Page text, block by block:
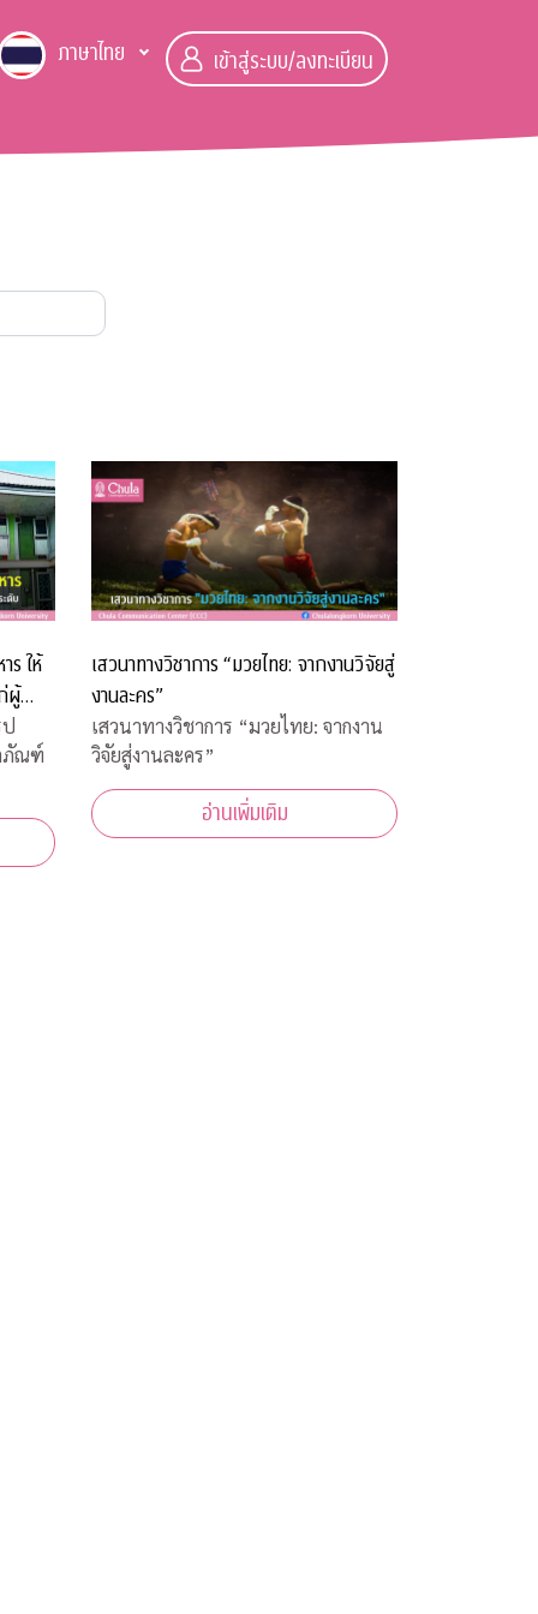
ภาษาไทย เข้าสู่ระบบ/ลงทะเบียน
ร ให้
ผู้
ภัณฑ์
เสวนาทางวิชาการ “มวยไทย: จากงานวิจัยสู่
งานละคร”
เสวนาทางวิชาการ “มวยไทย: จากงาน
วิจัยสู่งานละคร”
อ่านเพิ่มเติม